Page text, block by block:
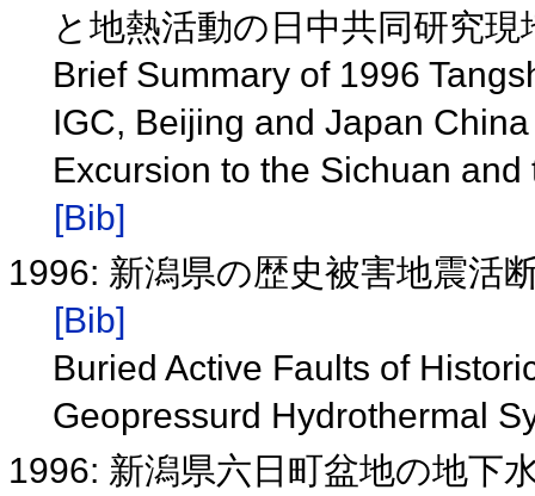
と地熱活動の日中共同研究
Brief Summary of 1996
IGC, Beijing and Japan
Excursion to the Sichuan
[Bib]
1996: 新潟県の歴史被害地震活
[Bib]
Buried Active Faults of
Geopressurd Hydrothermal
1996: 新潟県六日町盆地の地下